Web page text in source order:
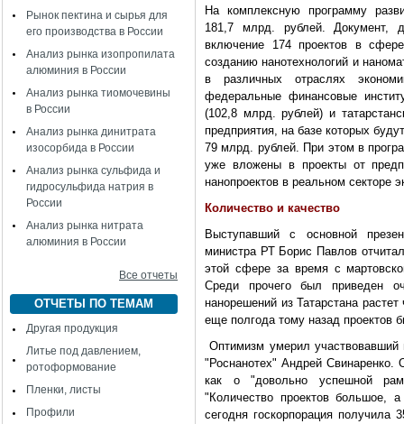
Рынок пектина и сырья для
его производства в России
Анализ рынка изопропилата
алюминия в России
Анализ рынка тиомочевины
в России
Анализ рынка динитрата
изосорбида в России
Анализ рынка сульфида и
гидросульфида натрия в
России
Анализ рынка нитрата
алюминия в России
Все отчеты
ОТЧЕТЫ ПО ТЕМАМ
Другая продукция
Литье под давлением,
ротоформование
Пленки, листы
Профили
На комплексную программу
181,7 млрд. рублей. Документ,
включение 174 проектов в
созданию нанотехнологий и
в различных отраслях
федеральные финансовые
(102,8 млрд. рублей) и
предприятия, на базе которых
79 млрд. рублей. При этом в
уже вложены в проекты от
нанопроектов в реальном секторе
Количество и качество
Выступавший с основной
министра РТ Борис Павлов
этой сфере за время с
Среди прочего был приведен
нанорешений из Татарстана
еще полгода тому назад проектов
Оптимизм умерил участвовавший
"Роснанотех" Андрей Свинаренко.
как о "довольно успешной
"Количество проектов большое,
сегодня госкорпорация